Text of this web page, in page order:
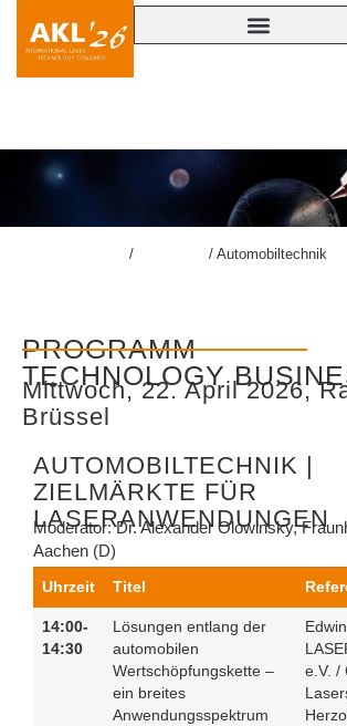
AUTOMOBILTECHNIK
/ / Automobiltechnik
PROGRAMM
TECHNOLOGY
Mittwoch, 22. April 2026,
Brüssel
AUTOMOBILTECHNIK |
ZIELMÄRKTE FÜR
LASERANWENDUNGEN
Moderator:Dr. Alexander Olowinsky,
Aachen (D)
Uhrzeit Titel
14:00-
14:30
Lösungen entlang der
automobilen
Wertschöpfungskette –
ein breites
Anwendungsspektrum
e.V. /